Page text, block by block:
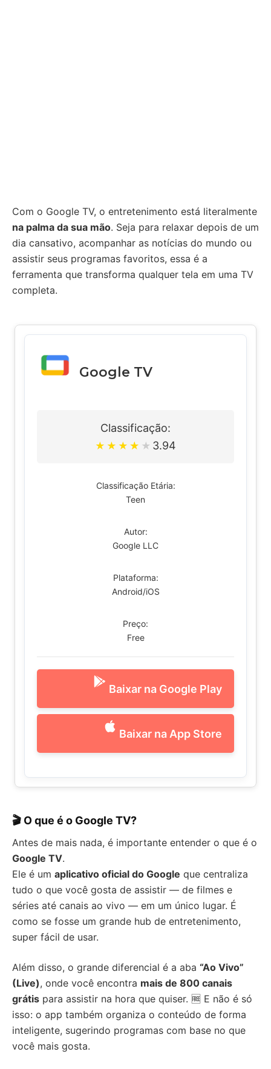
Com o Google TV, o entretenimento está literalmente
na palma da sua mão. Seja para relaxar depois de um
dia cansativo, acompanhar as notícias do mundo ou
assistir seus programas favoritos, essa é a
ferramenta que transforma qualquer tela em uma TV
completa.
Google TV
Classificação:
★ ★ ★ ★ ★ 3.94
Classificação Etária:
Teen
Autor:
Google LLC
Plataforma:
Android/iOS
Preço:
Free
Baixar na Google Play
Baixar na App Store
🎬 O que é o Google TV?
Antes de mais nada, é importante entender o que é o
Google TV.
Ele é um aplicativo oficial do Google que centraliza
tudo o que você gosta de assistir — de filmes e
séries até canais ao vivo — em um único lugar. É
como se fosse um grande hub de entretenimento,
super fácil de usar.
Além disso, o grande diferencial é a aba “Ao Vivo”
(Live), onde você encontra mais de 800 canais
grátis para assistir na hora que quiser. 🆓 E não é só
isso: o app também organiza o conteúdo de forma
inteligente, sugerindo programas com base no que
você mais gosta.